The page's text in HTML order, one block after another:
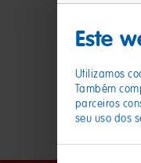
Este
Utilizamos
Também
parceiros
seu uso dos